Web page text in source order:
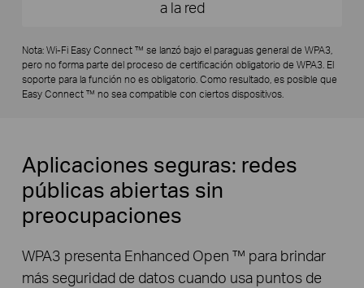
a la red
Nota: Wi-Fi Easy Connect ™ se lanzó bajo el paraguas general de WPA3,
pero no forma parte del proceso de certificación obligatorio de WPA3. El
soporte para la función no es obligatorio. Como resultado, es posible que
Easy Connect ™ no sea compatible con ciertos dispositivos.
Aplicaciones seguras: redes
públicas abiertas sin
preocupaciones
WPA3 presenta Enhanced Open ™ para brindar
más seguridad de datos cuando usa puntos de